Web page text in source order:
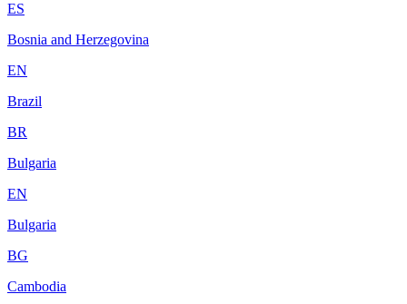
ES
Bosnia and Herzegovina
EN
Brazil
BR
Bulgaria
EN
Bulgaria
BG
Cambodia